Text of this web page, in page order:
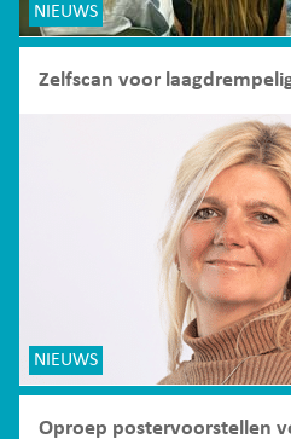
NIEUWS
Zelfscan voor
NIEUWS
Oproep postervoorstellen